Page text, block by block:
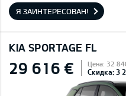
Я ЗАИНТЕРЕСОВАН!
KIA SPORTAGE FL
29 616 € Цена: 32
Скидка: 3